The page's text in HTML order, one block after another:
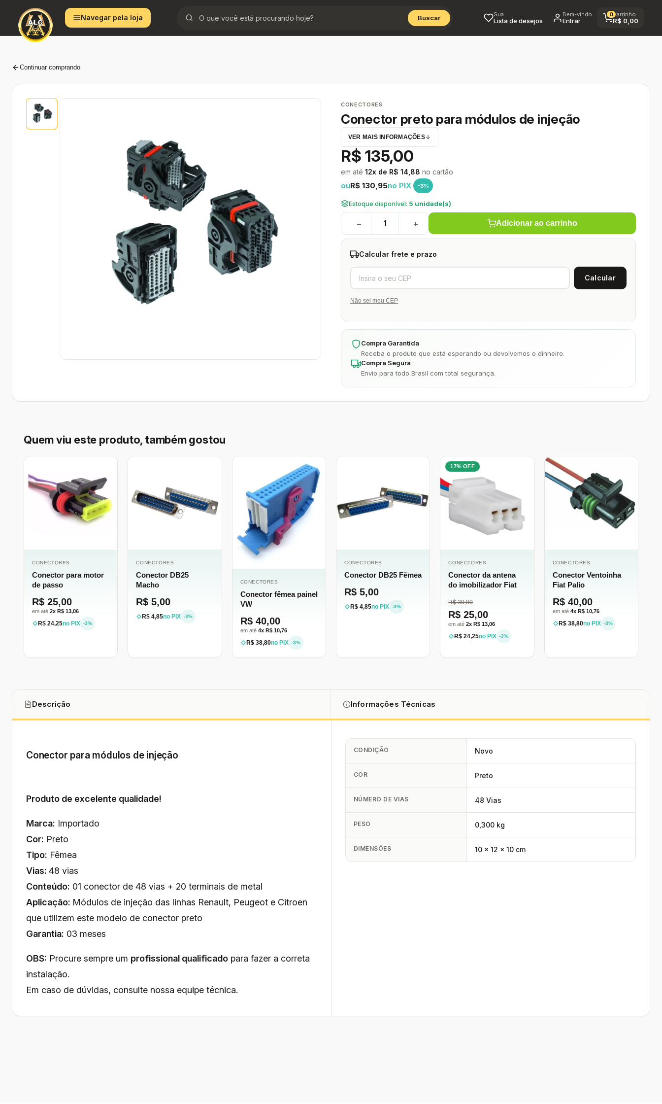
conteúdo
Navegar pela loja Buscar Sua
Lista de desejos
Bem-vindo
Entrar
0Carrinho
R$ 0,00
Continuar comprando
CONECTORES
Conector preto para módulos de injeção
VER MAIS INFORMAÇÕES
R$ 135,00
em até 12x de R$ 14,88 no cartão
ouR$ 130,95no PIX -3%
Estoque disponível: 5 unidade(s)
− + Adicionar ao carrinho
Calcular frete e prazo
Não sei meu CEP
Compra Garantida
Receba o produto que está esperando ou devolvemos o dinheiro.
Compra Segura
Envio para todo Brasil com total segurança.
Quem viu este produto, também gostou
CONECTORES
Conector para motor
de passo
R$ 25,00
em até 2x R$ 13,06
R$ 24,25no PIX -3%
CONECTORES
Conector DB25
Macho
R$ 5,00
R$ 4,85no PIX -3%
CONECTORES
Conector fêmea painel
VW
R$ 40,00
em até 4x R$ 10,76
R$ 38,80no PIX -3%
CONECTORES
Conector DB25 Fêmea
R$ 5,00
R$ 4,85no PIX -3%
17% OFF
CONECTORES
Conector da antena
do imobilizador Fiat
R$ 30,00
R$ 25,00
em até2x R$ 13,06
R$ 24,25no PIX -3%
CONECTORES
Conector Ventoinha
Fiat Palio
R$ 40,00
em até 4x R$ 10,76
R$ 38,80no PIX -3%
Descrição Informações Técnicas
Conector para módulos de injeção
Produto de excelente qualidade!
Marca: Importado
Cor: Preto
Tipo: Fêmea
Vias: 48 vias
Conteúdo: 01 conector de 48 vias + 20 terminais de metal
Aplicação: Módulos de injeção das linhas Renault, Peugeot e Citroen
que utilizem este modelo de conector preto
Garantia: 03 meses
OBS: Procure sempre um profissional qualificado para fazer a correta
instalação.
Em caso de dúvidas, consulte nossa equipe técnica.
CONDIÇÃO Novo
COR Preto
NÚMERO DE VIAS 48 Vias
PESO 0,300 kg
DIMENSÕES 10 × 12 × 10 cm